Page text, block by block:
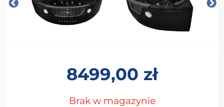
8499,00 zł
Brak w magazynie